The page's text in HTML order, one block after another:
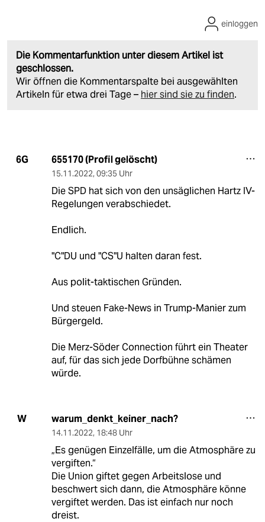
Die Kommentarfunktion unter diesem Artikel ist
geschlossen.
Wir öffnen die Kommentarspalte bei ausgewählten
Artikeln für etwa drei Tage – hier sind sie zu finden.
einloggen
6G 655170 (Profil gelöscht)
15.11.2022, 09:35 Uhr
Die SPD hat sich von den unsäglichen Hartz IV-
Regelungen verabschiedet.
Endlich.
"C"DU und "CS"U halten daran fest.
Aus polit-taktischen Gründen.
Und steuen Fake-News in Trump-Manier zum
Bürgergeld.
Die Merz-Söder Connection führt ein Theater
auf, für das sich jede Dorfbühne schämen
würde.
W warum_denkt_keiner_nach?
14.11.2022, 18:48 Uhr
„Es genügen Einzelfälle, um die Atmosphäre zu
vergiften.“
Die Union giftet gegen Arbeitslose und
beschwert sich dann, die Atmosphäre könne
vergiftet werden. Das ist einfach nur noch
dreist.